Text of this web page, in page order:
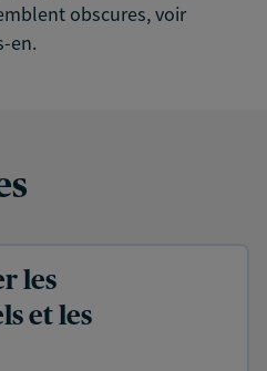
obscures, voir
en.
les
et les